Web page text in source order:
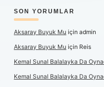
SON YORUMLAR
Aksaray Buyuk Mu için admin
Aksaray Buyuk Mu için Reis
Kemal Sunal Balalayka Da
Kemal Sunal Balalayka Da